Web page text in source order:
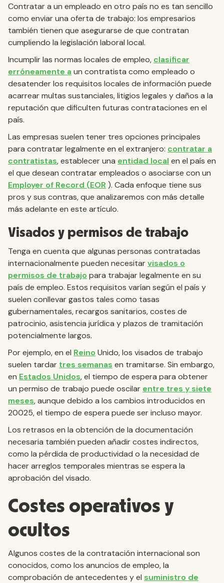
Contratar a un empleado en otro país no es tan sencillo
como enviar una oferta de trabajo: los empresarios
también tienen que asegurarse de que contratan
cumpliendo la legislación laboral local.
Incumplir las normas locales de empleo, clasificar
erróneamente a un contratista como empleado o
desatender los requisitos locales de información puede
acarrear multas sustanciales, litigios legales y daños a la
reputación que dificulten futuras contrataciones en el
país.
Las empresas suelen tener tres opciones principales
para contratar legalmente en el extranjero: contratar a
contratistas, establecer una entidad local en el país en
el que desean contratar empleados o asociarse con un
Employer of Record (EOR ). Cada enfoque tiene sus
pros y sus contras, que analizaremos con más detalle
más adelante en este artículo.
Visados y permisos de trabajo
Tenga en cuenta que algunas personas contratadas
internacionalmente pueden necesitarvisados o
permisos de trabajo para trabajar legalmente en su
país de empleo. Estos requisitos varían según el país y
suelen conllevar gastos tales como tasas
gubernamentales, recargos sanitarios, costes de
patrocinio, asistencia jurídica y plazos de tramitación
potencialmente largos.
Por ejemplo, en el Reino Unido, los visados de trabajo
suelen tardar tres semanas en tramitarse. Sin embargo,
en Estados Unidos, el tiempo de espera para obtener
un permiso de trabajo puede oscilar entre tres y siete
meses, aunque debido a los cambios introducidos en
20025, el tiempo de espera puede ser incluso mayor.
Los retrasos en la obtención de la documentación
necesaria también pueden añadir costes indirectos,
como la pérdida de productividad o la necesidad de
hacer arreglos temporales mientras se espera la
aprobación del visado.
Costes operativos y
ocultos
Algunos costes de la contratación internacional son
conocidos, como los anuncios de empleo, la
comprobación de antecedentes y el suministro de